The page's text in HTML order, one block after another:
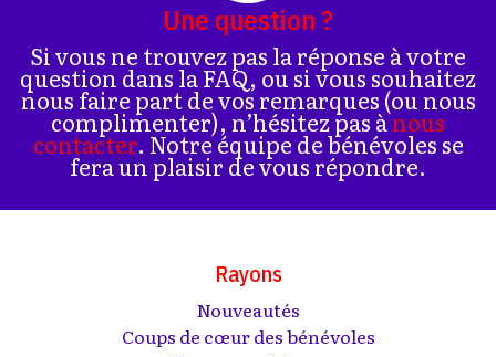
Une question ?
Si vous ne trouvez pas la réponse à votre
question dans la FAQ, ou si vous souhaitez
nous faire part de vos remarques (ou nous
complimenter), n’hésitez pas ànous
contacter. Notre équipe de bénévoles se
fera un plaisir de vous répondre.
Rayons
Nouveautés
Coups de cœur des bénévoles